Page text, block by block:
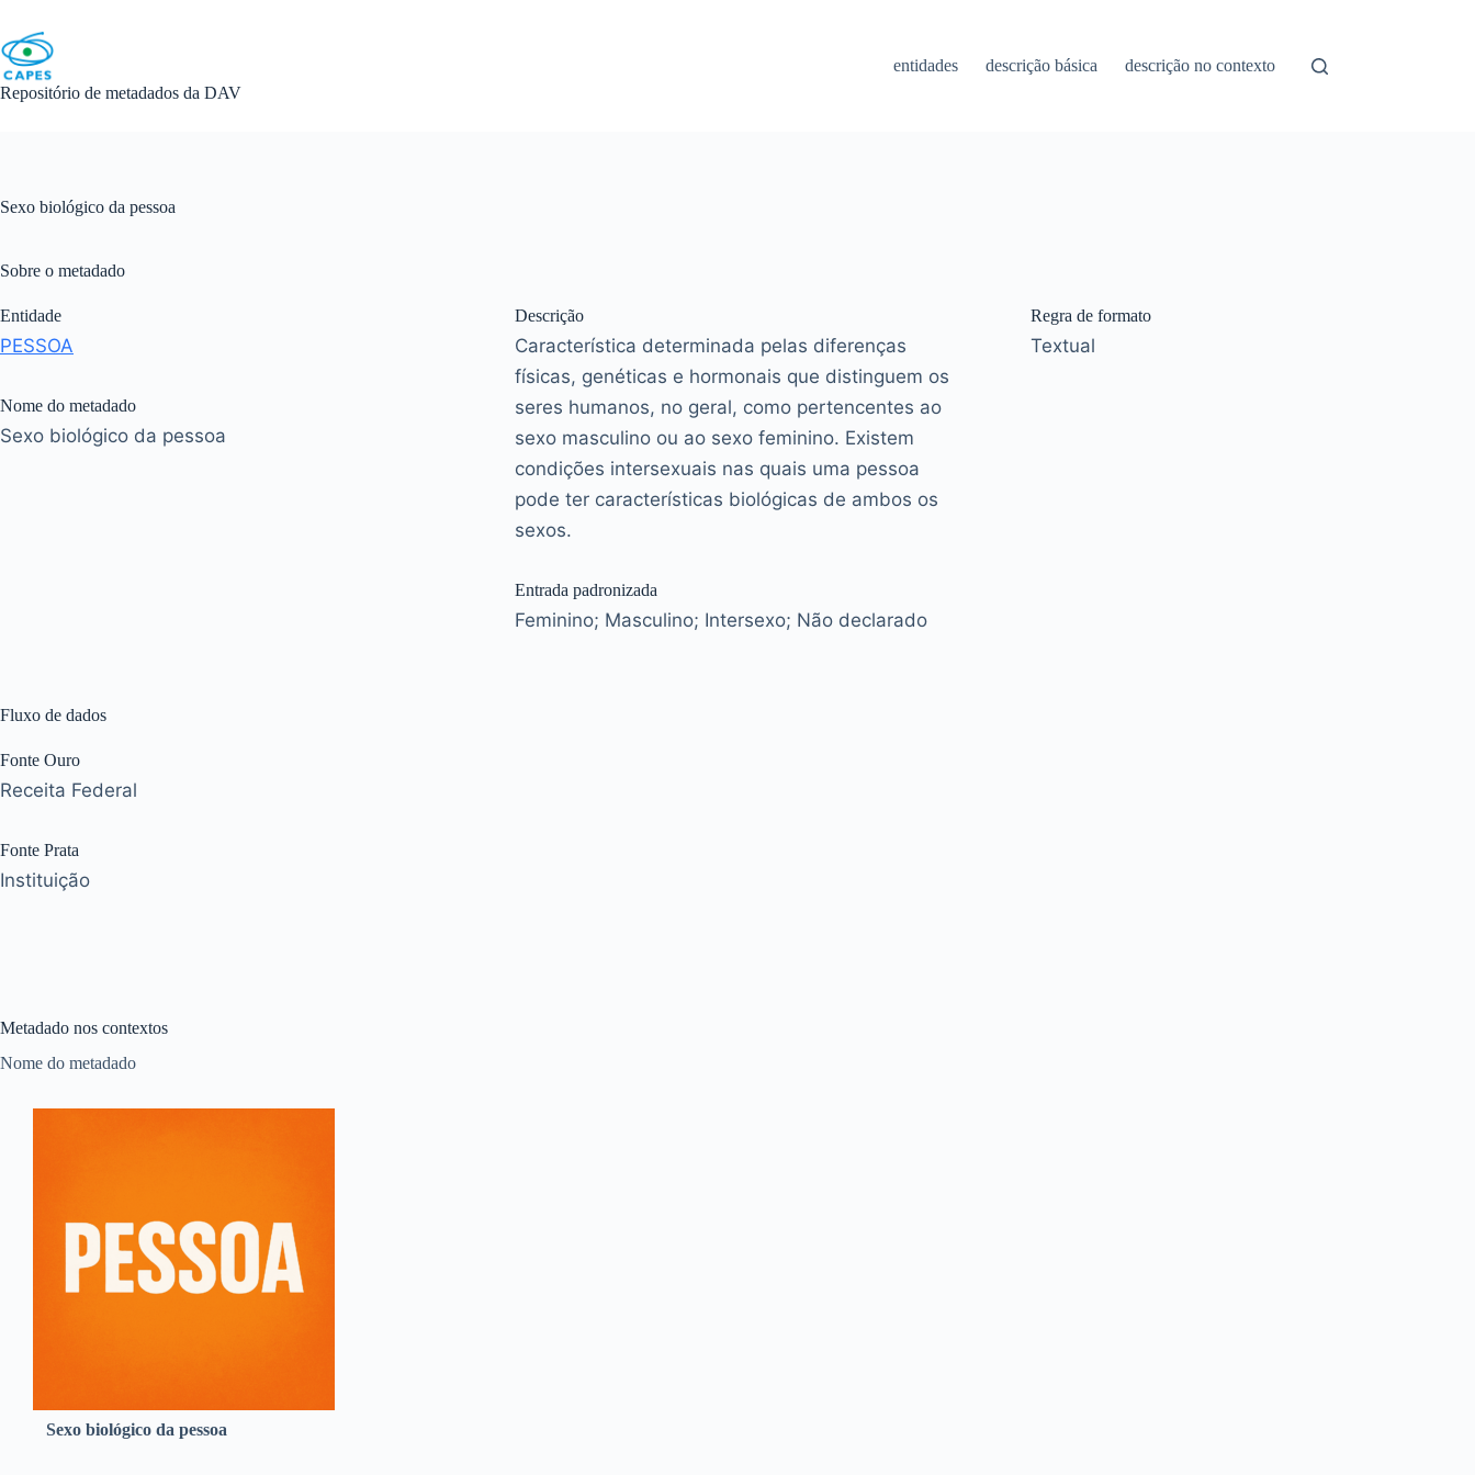
content
Repositório de metadados da DAV
entidades descrição básica descrição no contexto
Sexo biológico da pessoa
Sobre o metadado
Entidade
PESSOA
Nome do metadado
Sexo biológico da pessoa
Descrição
Característica determinada pelas diferenças
físicas, genéticas e hormonais que distinguem os
seres humanos, no geral, como pertencentes ao
sexo masculino ou ao sexo feminino. Existem
condições intersexuais nas quais uma pessoa
pode ter características biológicas de ambos os
sexos.
Entrada padronizada
Feminino; Masculino; Intersexo; Não declarado
Regra de formato
Textual
Fluxo de dados
Fonte Ouro
Receita Federal
Fonte Prata
Instituição
Metadado nos contextos
Nome do metadado
Sexo biológico da pessoa